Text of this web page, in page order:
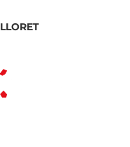
LLORET